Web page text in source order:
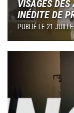
VISAGES
INÉDITE DE
PUBLIÉ LE 21